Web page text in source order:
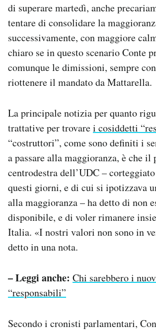
di superare martedì, anche
tentare di consolidare la
successivamente, con maggiore
chiaro se in questo scenario Conte
comunque le dimissioni, sempre
riottenere il mandato da Mattarella.
La principale notizia per quanto
trattative per trovarei cosiddetti
“costruttori”, come sono definiti i
a passare alla maggioranza, è che
centrodestra dell’UDC –
questi giorni, e di cui si ipotizzava
alla maggioranza – ha detto di non
disponibile, e di voler rimanere
Italia. «I nostri valori non sono in
detto in una nota.
– Leggi anche: Chi sarebbero i
“responsabili”
Secondo i cronisti parlamentari,